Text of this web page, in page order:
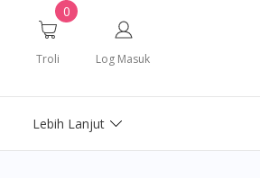
0
Troli Log Masuk
Lebih Lanjut